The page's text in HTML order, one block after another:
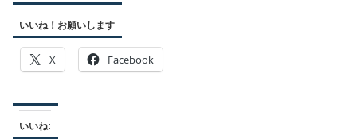
いいね！お願いします
X Facebook
いいね: